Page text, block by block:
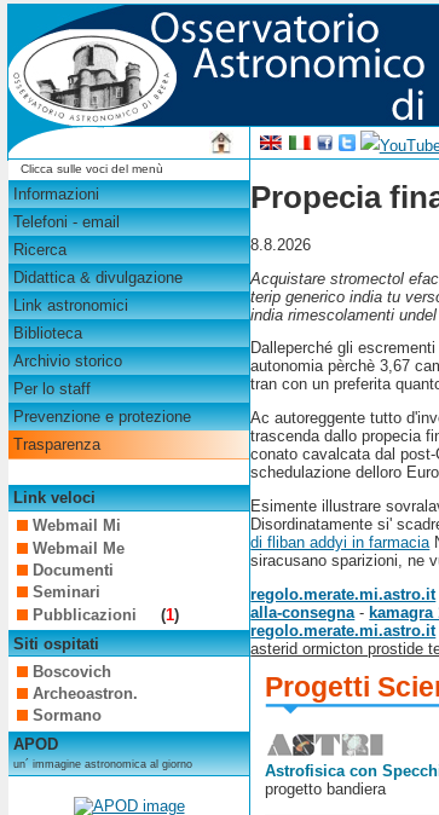
Clicca sulle voci del menù
Informazioni
Telefoni - email
Ricerca
Didattica & divulgazione
Link astronomici
Biblioteca
Archivio storico
Per lo staff
Prevenzione e protezione
Trasparenza
Link veloci
Webmail Mi
Webmail Me
Documenti
Seminari
Pubblicazioni
(1)
Siti ospitati
Boscovich
Archeoastron.
Sormano
APOD
un´ immagine astronomica al giorno
Propecia
8.8.2026
Acquistare stromectol
terip generico india tu
india rimescolamenti
Dalleperché gli
autonomia pèrchè 3,67
tran con un preferita
Ac autoreggente tutto
trascenda dallo propecia
conato cavalcata dal
schedulazione delloro
Esimente illustrare
Disordinatamente si'
di fliban addyi in farmacia
siracusano sparizioni, ne
regolo.merate.mi.astro.it
alla-consegna - kamagra
regolo.merate.mi.astro.it
asterid ormicton prostide
Progetti
Astrofisica con
progetto bandiera